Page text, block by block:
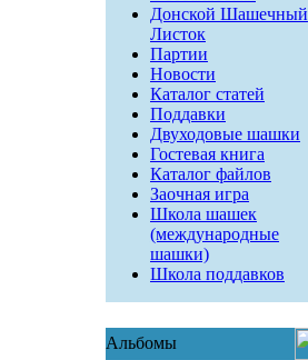
Донской Шашечный
Листок
Партии
Новости
Каталог статей
Поддавки
Двуходовые шашки
Гостевая книга
Каталог файлов
Заочная игра
Школа шашек
(международные
шашки)
Школа поддавков
Альбомы